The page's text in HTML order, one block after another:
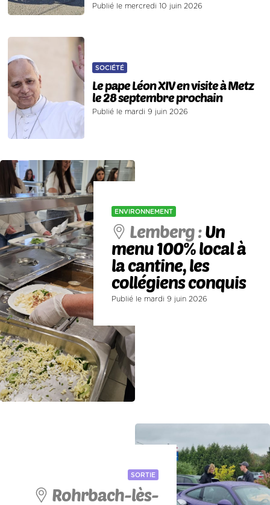
Publié le mercredi 10 juin 2026
SOCIÉTÉ
Le pape Léon XIV en visite à Metz
le 28 septembre prochain
Publié le mardi 9 juin 2026
ENVIRONNEMENT
Lemberg :Un
menu 100% local à
la cantine, les
collégiens conquis
Publié le mardi 9 juin 2026
SORTIE
Rohrbach-lès-